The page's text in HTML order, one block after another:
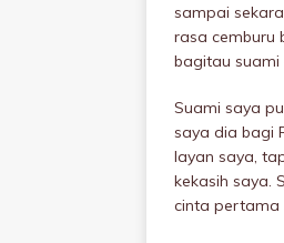
sampai
rasa cemburu
bagitau suami
Suami saya
saya dia bagi
layan saya,
kekasih saya.
cinta pertama